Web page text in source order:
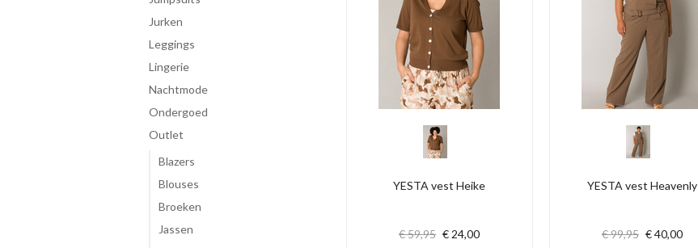
jurken
leggings
lingerie
Nachtmode
ondergoed
Outlet
Blazers
Blouses
Broeken
Jassen
YESTA vest Heike
€ 59,95 € 24,00
YESTA vest Heavenly
€ 99,95 € 40,00